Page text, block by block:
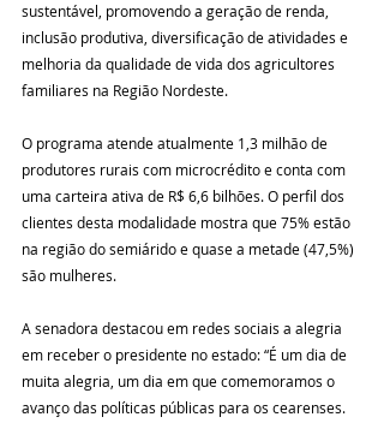
sustentável, promovendo a geração de renda,
inclusão produtiva, diversificação de atividades e
melhoria da qualidade de vida dos agricultores
familiares na Região Nordeste.
O programa atende atualmente 1,3 milhão de
produtores rurais com microcrédito e conta com
uma carteira ativa de R$ 6,6 bilhões. O perfil dos
clientes desta modalidade mostra que 75% estão
na região do semiárido e quase a metade (47,5%)
são mulheres.
A senadora destacou em redes sociais a alegria
em receber o presidente no estado: “É um dia de
muita alegria, um dia em que comemoramos o
avanço das políticas públicas para os cearenses.